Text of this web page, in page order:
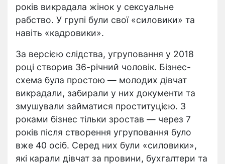
років викрадала жінок у сексуальне
рабство. У групі були свої «силовики» та
навіть «кадровики».
За версією слідства, угруповання у 2018
році створив 36-річний чоловік. Бізнес-
схема була простою — молодих дівчат
викрадали, забирали у них документи та
змушували займатися проституцією. З
роками бізнес тільки зростав — через 7
років після створення угруповання було
вже 40 осіб. Серед них були «силовики»,
які карали дівчат за провини, бухгалтери та